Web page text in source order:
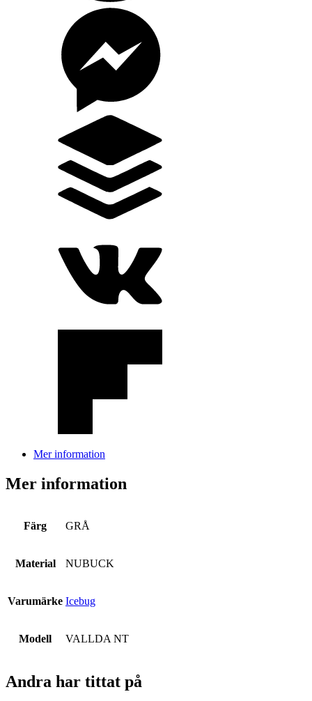
Mer information
Mer information
Färg GRÅ
Material NUBUCK
Varumärke Icebug
Modell VALLDA NT
Andra har tittat på